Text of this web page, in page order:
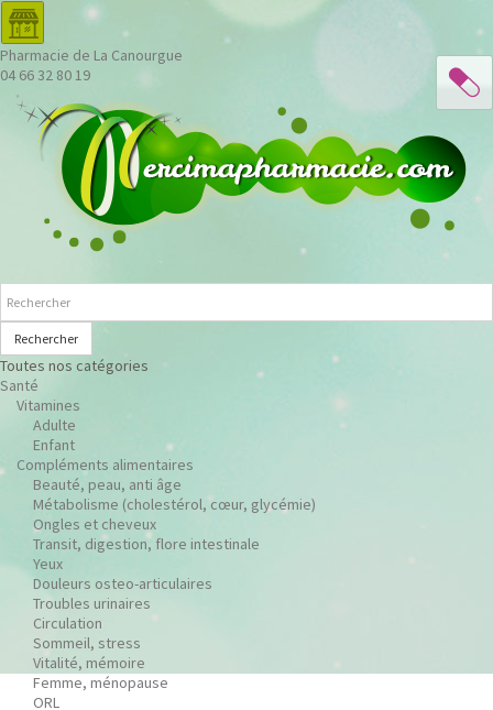
Pharmacie de La Canourgue
04 66 32 80 19
Rechercher
Toutes nos catégories
Santé
Vitamines
Adulte
Enfant
Compléments alimentaires
Beauté, peau, anti âge
Métabolisme (cholestérol, cœur, glycémie)
Ongles et cheveux
Transit, digestion, flore intestinale
Yeux
Douleurs osteo-articulaires
Troubles urinaires
Circulation
Sommeil, stress
Vitalité, mémoire
Femme, ménopause
ORL